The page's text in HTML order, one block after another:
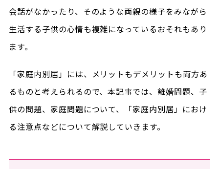
会話がなかったり、そのような両親の様子をみながら
生活する子供の心情も複雑になっているおそれもあり
ます。
「家庭内別居」には、メリットもデメリットも両方あ
るものと考えられるので、本記事では、離婚問題、子
供の問題、家庭問題について、「家庭内別居」におけ
る注意点などについて解説していきます。